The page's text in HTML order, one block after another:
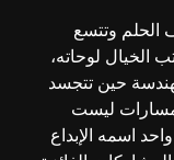
الحلم وتتسع
الخيال لوحاته،
حين تتجسد
ليست
اسمه الإبداع